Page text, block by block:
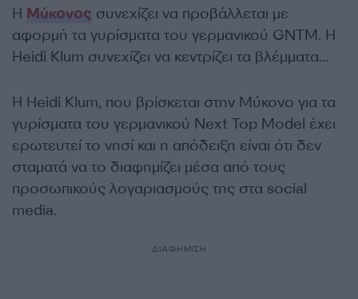
Η Μύκονος συνεχίζει να προβάλλεται με
αφορμή τα γυρίσματα του γερμανικού GNTM. H
Heidi Klum συνεχίζει να κεντρίζει τα βλέμματα…
Η Heidi Klum, που βρίσκεται στην Μύκονο για τα
γυρίσματα του γερμανικού Next Top Model έχει
ερωτευτεί το νησί και η απόδειξη είναι ότι δεν
σταματά να το διαφημίζει μέσα από τους
προσωπικούς λογαριασμούς της στα social
media.
ΔΙΑΦΗΜΙΣΗ